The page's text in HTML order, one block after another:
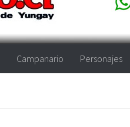
Campanario Personajes